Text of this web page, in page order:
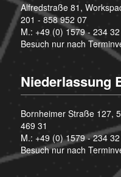
Alfredstraße 81,
201 - 858 952 07
M.: +49 (0) 1579 - 234 32
Besuch nur nach
Niederlassung
Bornheimer Straße 127,
469 31
M.: +49 (0) 1579 - 234 32
Besuch nur nach